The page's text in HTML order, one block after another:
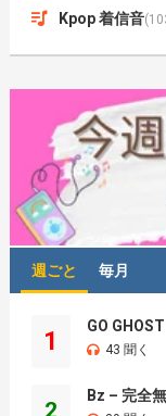
Kpop 着信音
週ごと 毎月
1
GO
43 聞く
2
Bz – 完全